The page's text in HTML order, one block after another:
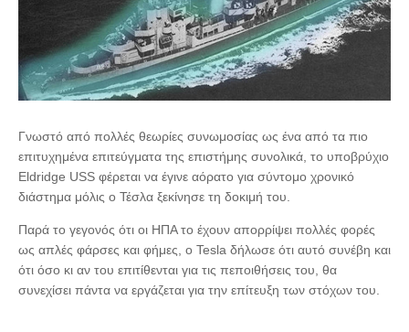
Γνωστό από πολλές θεωρίες συνωμοσίας ως ένα από τα πιο
επιτυχημένα επιτεύγματα της επιστήμης συνολικά, το υποβρύχιο
Eldridge USS φέρεται να έγινε αόρατο για σύντομο χρονικό
διάστημα μόλις ο Τέσλα ξεκίνησε τη δοκιμή του.
Παρά το γεγονός ότι οι ΗΠΑ το έχουν απορρίψει πολλές φορές
ως απλές φάρσες και φήμες, ο Tesla δήλωσε ότι αυτό συνέβη και
ότι όσο κι αν του επιτίθενται για τις πεποιθήσεις του, θα
συνεχίσει πάντα να εργάζεται για την επίτευξη των στόχων του.